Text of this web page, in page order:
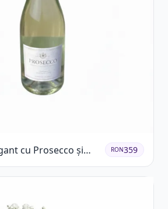
cu Prosecco și
RON359